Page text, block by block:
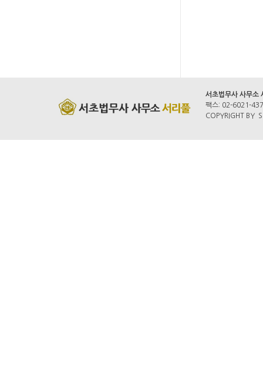
서초법무사 사무소
팩스: 02-6021-
COPYRIGHT BY